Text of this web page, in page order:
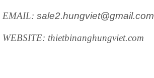
EMAIL: sale2.hungviet@gmail.com
WEBSITE: thietbinanghungviet.com